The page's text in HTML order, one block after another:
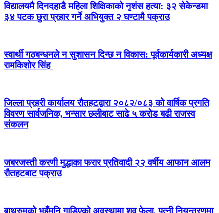
विद्यालयमै दिनदहाडै महिला शिक्षिकाको नृशंस हत्या: ३२ सेकेन्डमा
३४ पटक छुरा प्रहार गर्ने अभियुक्त २ घण्टामै पक्राउ
स्वार्थी गठबन्धनले न सुशासन दिन्छ न विकास: पूर्वकार्यकारी अध्यक्ष
रामकिशोर सिंह ​
जिल्ला प्रहरी कार्यालय रौतहटद्वारा २०८२/०८३ को वार्षिक प्रगति
विवरण सार्वजनिक, भन्सार छलीबाट साढे ५ करोड बढी राजस्व
संकलन
जबरजस्ती करणी मुद्धाका फरार प्रतिवादी २२ वर्षीय आफान आलम
रौतहटबाट पक्राउ